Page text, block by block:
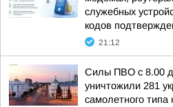
служебных
кодов
21:12
Силы ПВО с 8.00
уничтожили 281
самолетного типа